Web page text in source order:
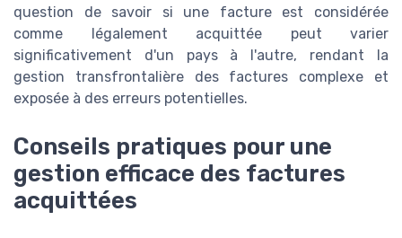
question de savoir si une facture est considérée
comme légalement acquittée peut varier
significativement d'un pays à l'autre, rendant la
gestion transfrontalière des factures complexe et
exposée à des erreurs potentielles.
Conseils pratiques pour une
gestion efficace des factures
acquittées